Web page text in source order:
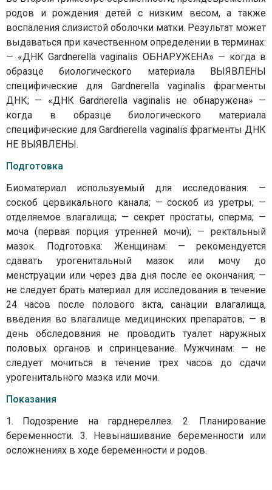
родов и рождения детей с низким весом, а также
воспаления слизистой оболочки матки. Результат может
выдаваться при качественном определении в терминах:
— «ДНК Gardnerella vaginalis ОБНАРУЖЕНА» — когда в
образце биологического материала ВЫЯВЛЕНЫ
специфические для Gardnerella vaginalis фрагменты
ДНК; — «ДНК Gardnerella vaginalis не обнаружена» —
когда в образце биологического материала
специфические для Gardnerella vaginalis фрагменты ДНК
НЕ ВЫЯВЛЕНЫ.
Подготовка
Биоматериал используемый для исследования: —
соскоб цервикального канала; — соскоб из уретры; —
отделяемое влагалища; — секрет простаты, сперма; —
моча (первая порция утренней мочи); — ректальный
мазок. Подготовка: Женщинам: — рекомендуется
сдавать урогенитальный мазок или мочу до
менструации или через два дня после ее окончания; —
не следует брать материал для исследования в течение
24 часов после полового акта, санации влагалища,
введения во влагалище медицинских препаратов; — в
день обследования не проводить туалет наружных
половых органов и спринцевание. Мужчинам: — не
следует мочиться в течение трех часов до сдачи
урогенитального мазка или мочи.
Показания
1. Подозрение на гарднереллез. 2. Планирование
беременности. 3. Невынашивание беременности или
осложнениях в ходе беременности и родов.